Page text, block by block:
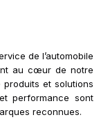
de l’automobile
au cœur de notre
produits et solutions
performance sont
reconnues.